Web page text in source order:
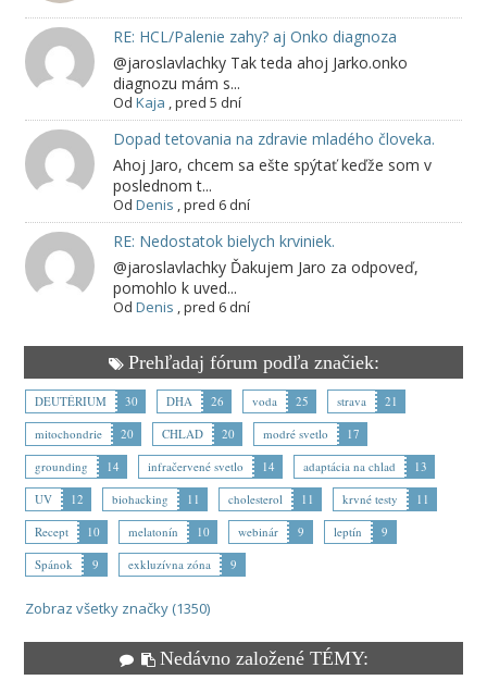
RE: HCL/Palenie zahy? aj Onko diagnoza
@jaroslavlachky Tak teda ahoj Jarko.onko
diagnozu mám s...
Od Kaja pred 5 dní
Dopad tetovania na zdravie mladého človeka.
Ahoj Jaro, chcem sa ešte spýtať keďže som v
poslednom t...
Od Denis pred 6 dní
RE: Nedostatok bielych krviniek.
@jaroslavlachky Ďakujem Jaro za odpoveď,
pomohlo k uved...
Od Denis pred 6 dní
Prehľadaj fórum podľa značiek:
DEUTÉRIUM 30 DHA 26 voda 25 strava
21
mitochondrie
20 CHLAD 20 modré svetlo
17
grounding
14 infračervené svetlo 14 adaptácia na chlad
13
UV
12 biohacking 11 cholesterol 11 krvné testy
11
Recept
10 melatonín 10 webinár 9 leptín
9
Spánok
9 exkluzívna zóna 9
Zobraz všetky značky (1350)
Nedávno založené TÉMY: